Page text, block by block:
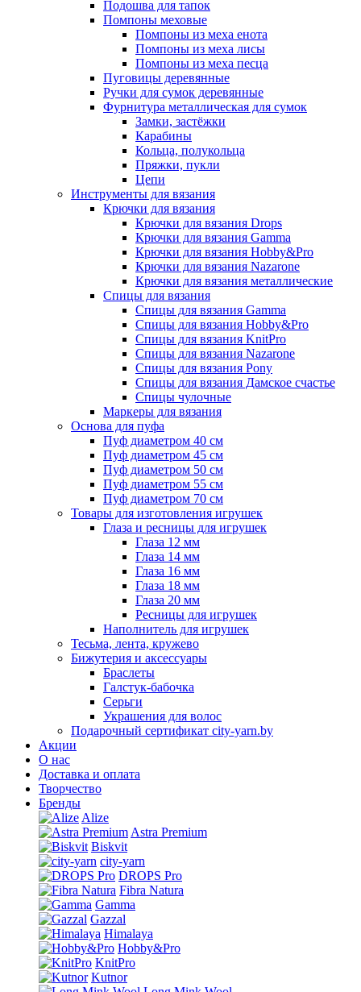
Подошва для тапок
Помпоны меховые
Помпоны из меха енота
Помпоны из меха лисы
Помпоны из меха песца
Пуговицы деревянные
Ручки для сумок деревянные
Фурнитура металлическая для сумок
Замки, застёжки
Карабины
Кольца, полукольца
Пряжки, пукли
Цепи
Инструменты для вязания
Крючки для вязания
Крючки для вязания Drops
Крючки для вязания Gamma
Крючки для вязания Hobby&Pro
Крючки для вязания Nazarone
Крючки для вязания металлические
Спицы для вязания
Спицы для вязания Gamma
Спицы для вязания Hobby&Pro
Спицы для вязания KnitPro
Спицы для вязания Nazarone
Спицы для вязания Pony
Спицы для вязания Дамское счастье
Спицы чулочные
Маркеры для вязания
Основа для пуфа
Пуф диаметром 40 см
Пуф диаметром 45 см
Пуф диаметром 50 см
Пуф диаметром 55 см
Пуф диаметром 70 см
Товары для изготовления игрушек
Глаза и ресницы для игрушек
Глаза 12 мм
Глаза 14 мм
Глаза 16 мм
Глаза 18 мм
Глаза 20 мм
Ресницы для игрушек
Наполнитель для игрушек
Тесьма, лента, кружево
Бижутерия и аксессуары
Браслеты
Галстук-бабочка
Серьги
Украшения для волос
Подарочный сертификат city-yarn.by
Акции
О нас
Доставка и оплата
Творчество
Бренды
Alize
Astra Premium
Biskvit
city-yarn
DROPS Pro
Fibra Natura
Gamma
Gazzal
Himalaya
Hobby&Pro
KnitPro
Kutnor